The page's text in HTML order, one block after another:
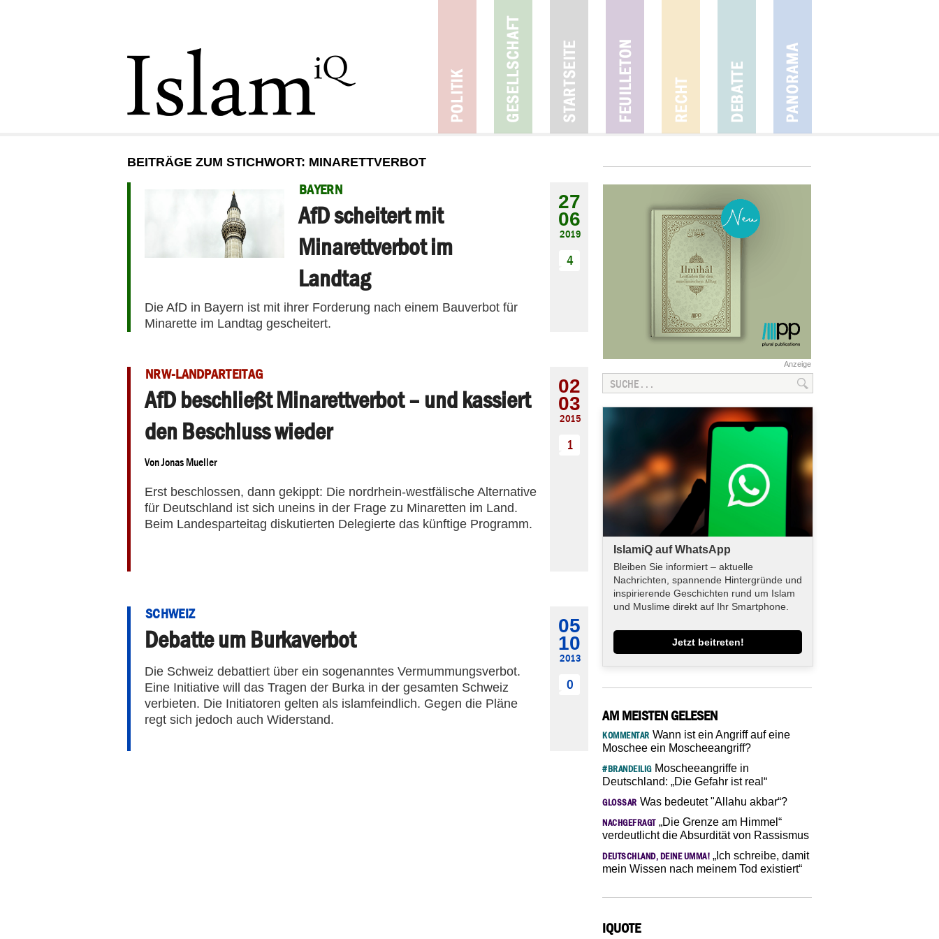
BEITRÄGE ZUM STICHWORT: MINARETTVERBOT
BAYERN
AfD scheitert mit
Minarettverbot im
Landtag
Die AfD in Bayern ist mit ihrer Forderung nach einem Bauverbot für
Minarette im Landtag gescheitert.
27
06
2019
4
NRW-LANDPARTEITAG
AfD beschließt Minarettverbot – und kassiert
den Beschluss wieder
VonJonas Mueller
Erst beschlossen, dann gekippt: Die nordrhein-westfälische Alternative
für Deutschland ist sich uneins in der Frage zu Minaretten im Land.
Beim Landesparteitag diskutierten Delegierte das künftige Programm.
02
03
2015
1
SCHWEIZ
Debatte um Burkaverbot
Die Schweiz debattiert über ein sogenanntes Vermummungsverbot.
Eine Initiative will das Tragen der Burka in der gesamten Schweiz
verbieten. Die Initiatoren gelten als islamfeindlich. Gegen die Pläne
regt sich jedoch auch Widerstand.
05
10
2013
0
Anzeige
IslamiQ auf WhatsApp
Bleiben Sie informiert – aktuelle
Nachrichten, spannende Hintergründe und
inspirierende Geschichten rund um Islam
und Muslime direkt auf Ihr Smartphone.
Jetzt beitreten!
AM MEISTEN GELESEN
KOMMENTAR Wann ist ein Angriff auf eine
Moschee ein Moscheeangriff?
#BRANDEILIGMoscheeangriffe in
Deutschland: „Die Gefahr ist real“
GLOSSAR Was bedeutet "Allahu akbar“?
NACHGEFRAGT„Die Grenze am Himmel“
verdeutlicht die Absurdität von Rassismus
DEUTSCHLAND, DEINE UMMA! „Ich schreibe, damit
mein Wissen nach meinem Tod existiert“
IQUOTE